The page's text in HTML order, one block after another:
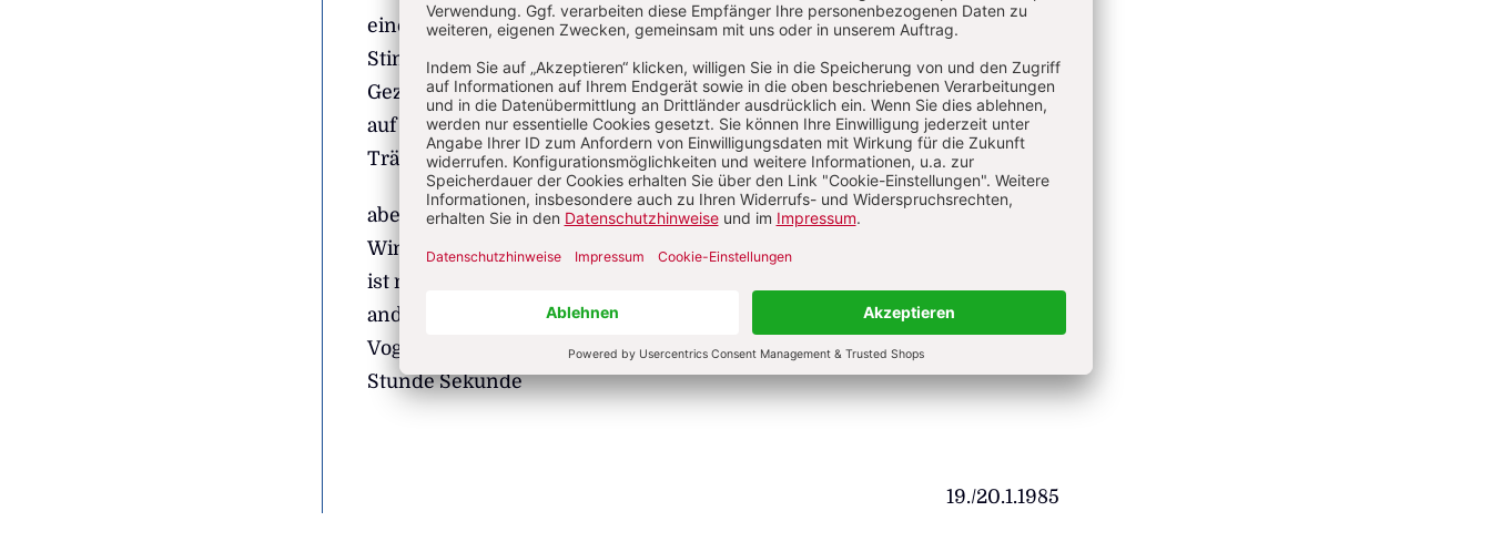
eine Erlösung eine Offenbarung jetzt diese
Stimme wieder zu hören Vogelstimme jetzt dieses
Gezwitscher, etwas wie Paradiese blühten
auf ich vergösse die
Tränen
aber die Stimme kommt nicht Vogelstimme nein dieses
Winterglück
ist mir nicht zugedacht jemand
anderer an einem anderen Ort wird es wird dieses Gezwitscher
Vogelstimme Stimme empfangen an meinerstatt jetzt in dieser
Stunde Sekunde
19./20.1.1985